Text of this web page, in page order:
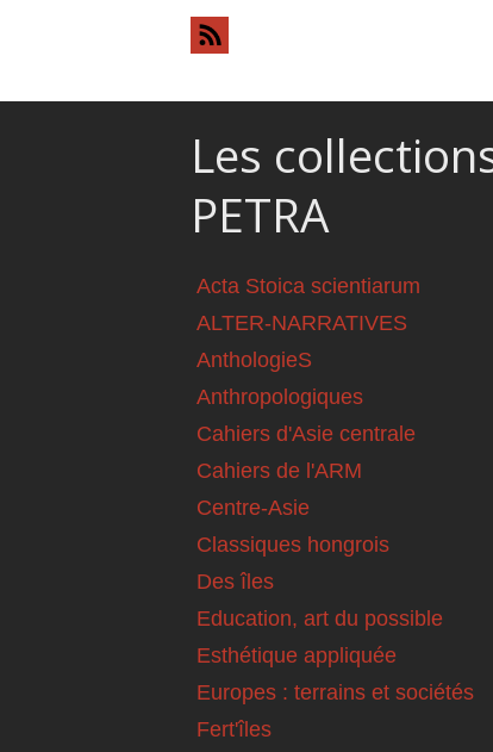
Les
PETRA
Acta Stoica scientiarum
ALTER-NARRATIVES
AnthologieS
Anthropologiques
Cahiers d'Asie centrale
Cahiers de l'ARM
Centre-Asie
Classiques hongrois
Des îles
Education, art du possible
Esthétique appliquée
Europes : terrains et sociétés
Fert'îles